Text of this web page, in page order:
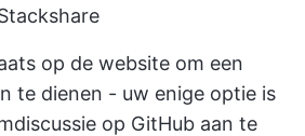
op de website om een
te dienen - uw enige optie is
op GitHub aan te